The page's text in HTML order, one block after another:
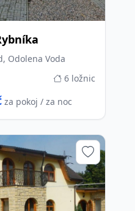
Odolena Voda
6 ložnic
za pokoj / za noc